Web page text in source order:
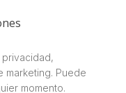
privacidad,
marketing. Puede
momento.